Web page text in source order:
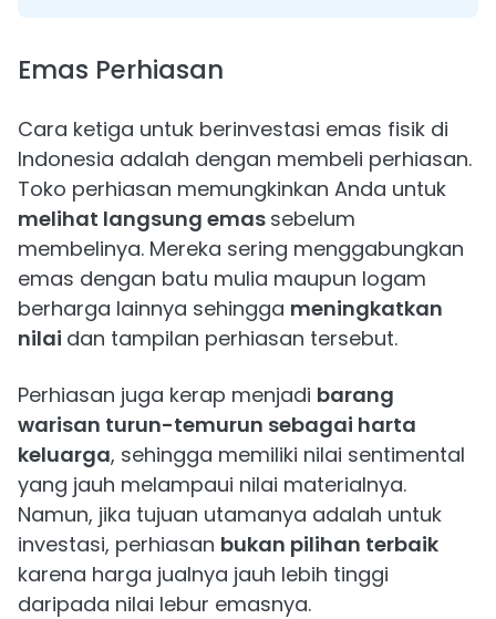
Emas Perhiasan
Cara ketiga untuk berinvestasi emas fisik di
Indonesia adalah dengan membeli perhiasan.
Toko perhiasan memungkinkan Anda untuk
melihat langsung emas sebelum
membelinya. Mereka sering menggabungkan
emas dengan batu mulia maupun logam
berharga lainnya sehingga meningkatkan
nilai dan tampilan perhiasan tersebut.
Perhiasan juga kerap menjadi barang
warisan turun-temurun sebagai harta
keluarga, sehingga memiliki nilai sentimental
yang jauh melampaui nilai materialnya.
Namun, jika tujuan utamanya adalah untuk
investasi, perhiasan bukan pilihan terbaik
karena harga jualnya jauh lebih tinggi
daripada nilai lebur emasnya.